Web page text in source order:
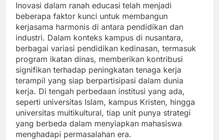
Inovasi dalam ranah educasi telah menjadi
beberapa faktor kunci untuk membangun
kerjasama harmonis di antara pendidikan dan
industri. Dalam konteks kampus di nusantara,
berbagai variasi pendidikan kedinasan, termasuk
program ikatan dinas, memberikan kontribusi
signifikan terhadap peningkatan tenaga kerja
terampil yang siap berpartisipasi dalam dunia
kerja. Di tengah perbedaan institusi yang ada,
seperti universitas Islam, kampus Kristen, hingga
universitas multikultural, tiap unit punya strategi
yang berbeda dalam menyiapkan mahasiswa
menghadapi permasalahan era.